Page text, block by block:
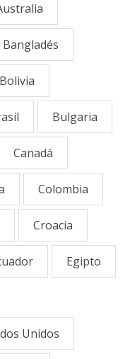
Bangladés
Bolivia
Bulgaria
Canadá
Colombia
Croacia
Egipto
Unidos